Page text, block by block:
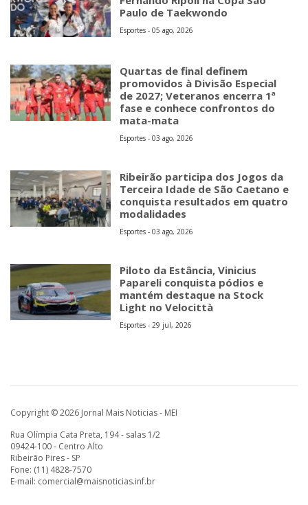
Paulo de Taekwondo
Esportes - 05 ago, 2026
Quartas de final definem
promovidos à Divisão Especial
de 2027; Veteranos encerra 1ª
fase e conhece confrontos do
mata-mata
Esportes - 03 ago, 2026
Ribeirão participa dos Jogos da
Terceira Idade de São Caetano e
conquista resultados em quatro
modalidades
Esportes - 03 ago, 2026
Piloto da Estância, Vinicius
Papareli conquista pódios e
mantém destaque na Stock
Light no Velocittà
Esportes - 29 jul, 2026
Copyright © 2026 Jornal Mais Noticias - MEI
Rua Olímpia Cata Preta, 194 - salas 1/2
09424-100 - Centro Alto
Ribeirão Pires - SP
Fone: (11) 4828-7570
E-mail: comercial@maisnoticias.inf.br